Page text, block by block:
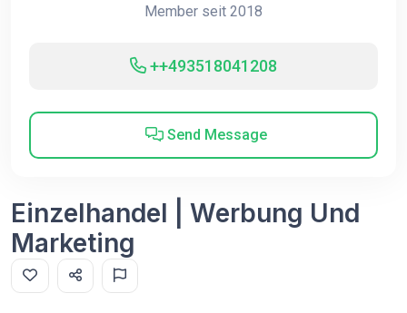
Member seit 2018
++493518041208
Send Message
Einzelhandel | Werbung Und
Marketing